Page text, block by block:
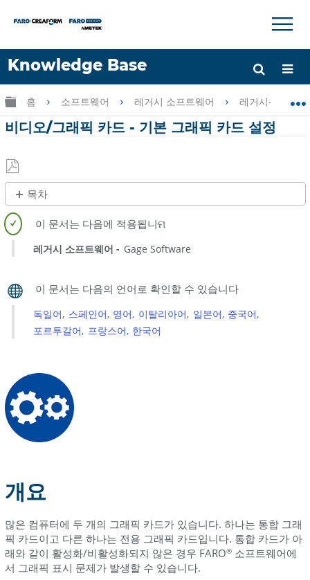
Knowledge Base
언어
도움 받기 로그인
×
글로벌 계층 확장/축소
홈 소프트웨어 레거시 소프트웨어 레거시-Gage
비디오/그래픽 카드 - 기본 그래픽 카드 설정
PDF
로
저
장
목차
Windows
Windows
시
BIOS
서
그
설
HP
노
트
북
레거시 소프트웨어 Gage Software
독일어 스페인어 영어 이탈리아어 일본어 중국어
포르투갈어 프랑스어 한국어
개요
많은 컴퓨터에 두 개의 그래픽 카드가 있습니다. 하나는 통합 그래
픽 카드이고 다른 하나는 전용 그래픽 카드입니다. 통합 카드가 아
래와 같이 활성화/비활성화되지 않은 경우 FARO®소프트웨어에
서 그래픽 표시 문제가 발생할 수 있습니다.